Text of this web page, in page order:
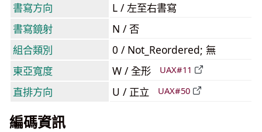
書寫方向
L / 左至右書寫
書寫鏡射
N / 否
組合類別
0 / Not_Reordered; 無
東亞寬度
W / 全形 UAX#11
直排方向 U / 正立 UAX#50
編碼資訊